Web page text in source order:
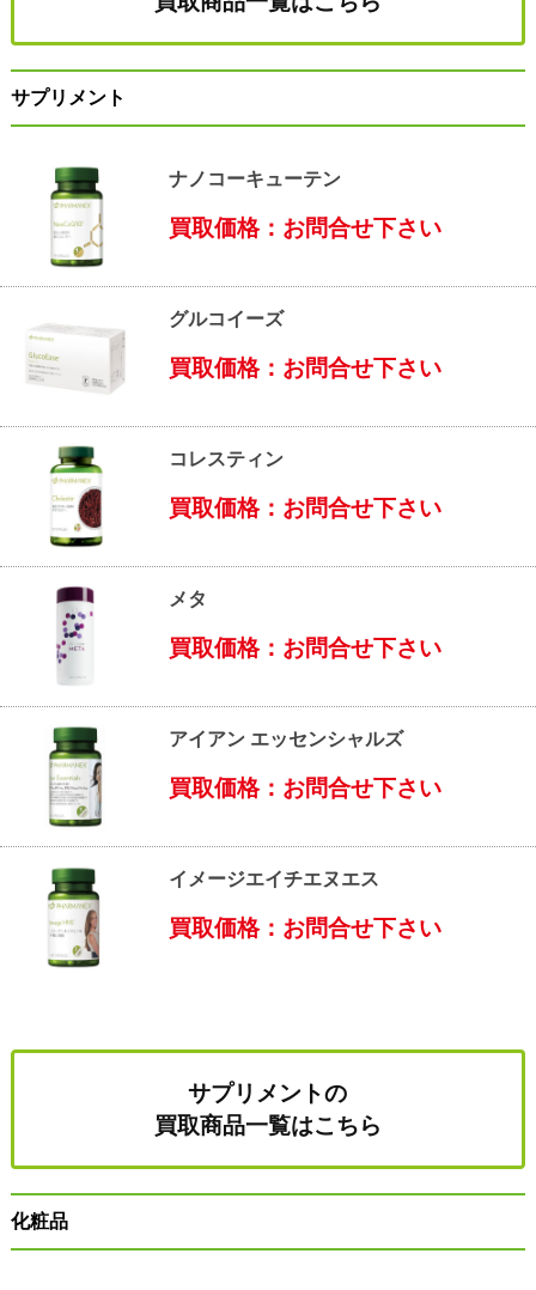
サプリメント
ナノコーキューテン
買取価格：お問合せ下さい
グルコイーズ
買取価格：お問合せ下さい
コレスティン
買取価格：お問合せ下さい
メタ
買取価格：お問合せ下さい
アイアン エッセンシャルズ
買取価格：お問合せ下さい
イメージエイチエヌエス
買取価格：お問合せ下さい
サプリメントの
買取商品一覧はこちら
化粧品